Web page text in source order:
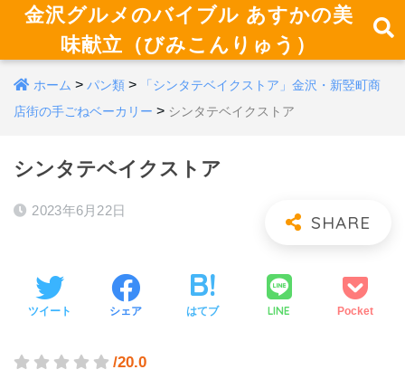
金沢グルメのバイブル あすかの美
味献立（びみこんりゅう）
ホーム > パン類 >
「シンタテベイクストア」金沢・新竪町商
店街の手ごねベーカリー > シンタテベイクストア
シンタテベイクストア
2023年6月22日
ツイート シェア はてブ LINE Pocket
/20.0